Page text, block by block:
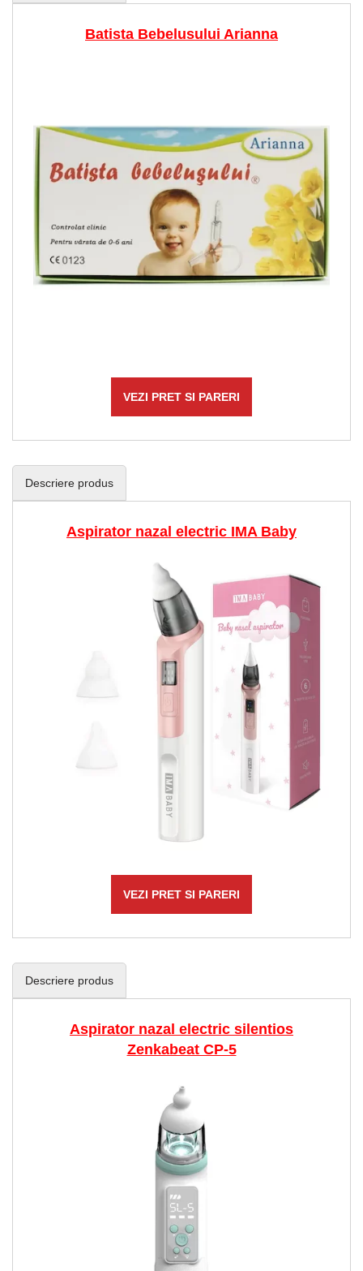
Batista Bebelusului Arianna
VEZI PRET SI PARERI
Descriere produs
Aspirator nazal electric IMA Baby
VEZI PRET SI PARERI
Descriere produs
Aspirator nazal electric silentios
Zenkabeat CP-5